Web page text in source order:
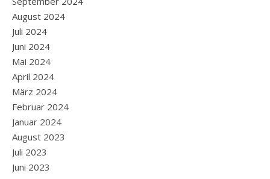
August 2024
Juli 2024
Juni 2024
Mai 2024
April 2024
März 2024
Februar 2024
Januar 2024
August 2023
Juli 2023
Juni 2023